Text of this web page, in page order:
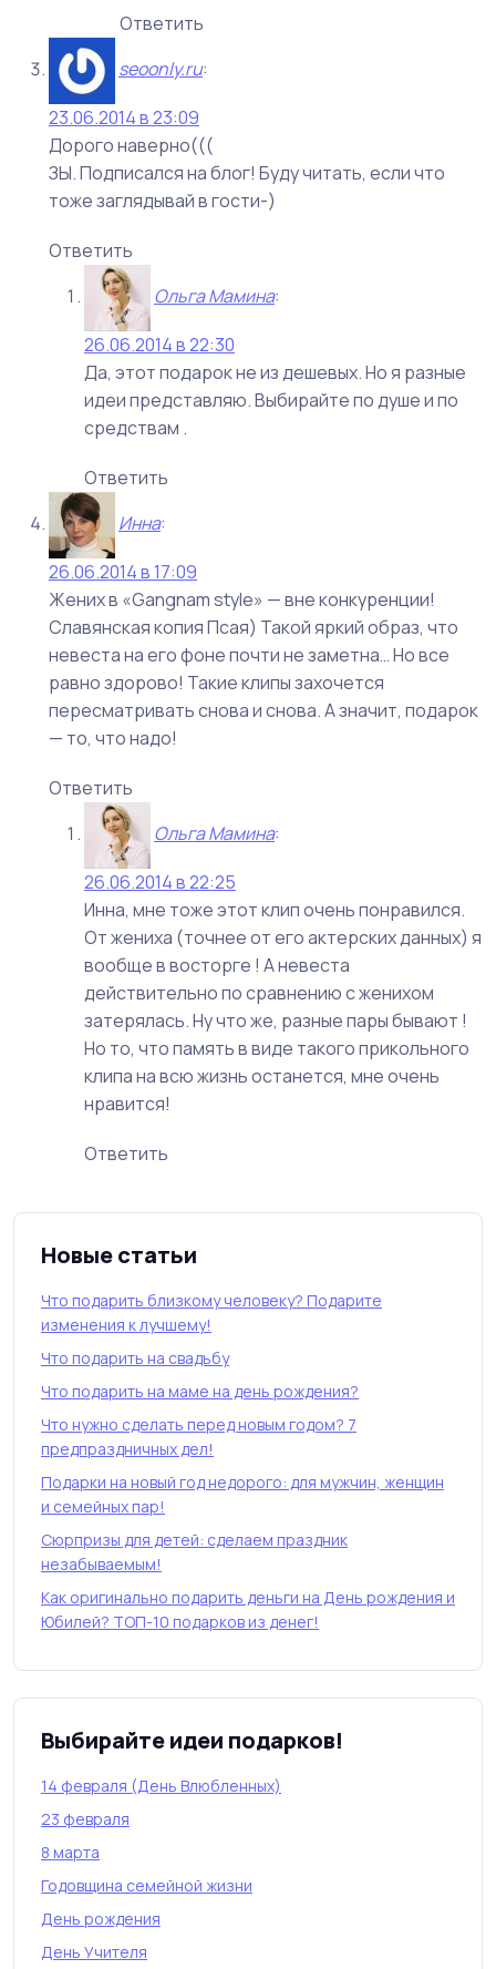
Ответить
seoonly.ru:
23.06.2014 в 23:09
Дорого наверно(((
ЗЫ. Подписался на блог! Буду читать, если что
тоже заглядывай в гости-)
Ответить
Ольга Мамина:
26.06.2014 в 22:30
Да, этот подарок не из дешевых. Но я разные
идеи представляю. Выбирайте по душе и по
средствам .
Ответить
Инна:
26.06.2014 в 17:09
Жених в «Gangnam style» — вне конкуренции!
Славянская копия Псая) Такой яркий образ, что
невеста на его фоне почти не заметна… Но все
равно здорово! Такие клипы захочется
пересматривать снова и снова. А значит, подарок
— то, что надо!
Ответить
Ольга Мамина:
26.06.2014 в 22:25
Инна, мне тоже этот клип очень понравился.
От жениха (точнее от его актерских данных) я
вообще в восторге ! А невеста
действительно по сравнению с женихом
затерялась. Ну что же, разные пары бывают !
Но то, что память в виде такого прикольного
клипа на всю жизнь останется, мне очень
нравится!
Ответить
Новые статьи
Что подарить близкому человеку? Подарите
изменения к лучшему!
Что подарить на свадьбу
Что подарить на маме на день рождения?
Что нужно сделать перед новым годом? 7
предпраздничных дел!
Подарки на новый год недорого: для мужчин, женщин
и семейных пар!
Сюрпризы для детей: сделаем праздник
незабываемым!
Как оригинально подарить деньги на День рождения и
Юбилей? ТОП-10 подарков из денег!
Выбирайте идеи подарков!
14 февраля (День Влюбленных)
23 февраля
8 марта
Годовщина семейной жизни
День рождения
День Учителя